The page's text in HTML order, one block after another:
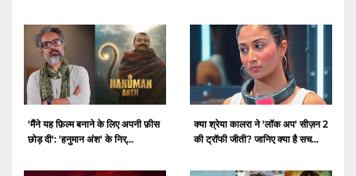
'मैंने यह फ़िल्म बनाने के लिए अपनी फ़ीस
छोड़ दी': 'हनुमान अंश' के निर्...
क्या श्रेया कालरा ने 'लॉक अप' सीज़न 2
की ट्रॉफी जीती? जानिए क्या है सच...